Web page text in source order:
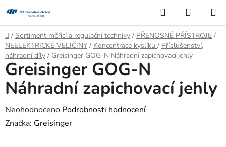
na
obsah
Hledat
KOŠÍK
Domů
/ Sortiment měřicí a regulační techniky / PŘENOSNÉ PŘÍSTROJE /
NEELEKTRICKÉ VELIČINY / Koncentrace kyslíku / Příslušenství,
náhradní díly / Greisinger GOG-N Náhradní zapichovací jehly
Greisinger GOG-N
Náhradní zapichovací jehly
Průměrné
hodnocení
Neohodnoceno Podrobnosti hodnocení
Značka: Greisinger